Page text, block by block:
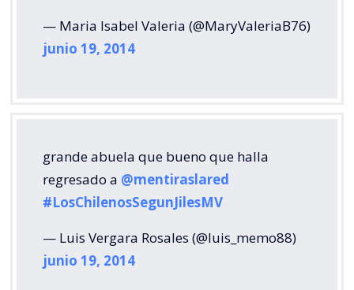
— Maria Isabel Valeria (@MaryValeriaB76)
junio 19, 2014
grande abuela que bueno que halla
regresado a @mentiraslared
#LosChilenosSegunJilesMV
— Luis Vergara Rosales (@luis_memo88)
junio 19, 2014